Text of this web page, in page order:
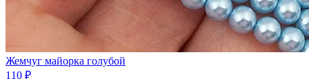
Жемчуг майорка голубой
110 ₽